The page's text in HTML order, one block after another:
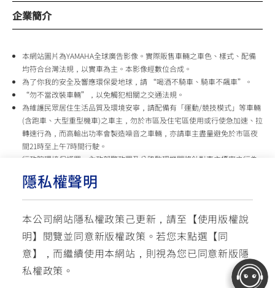
隱私權聲明
本公司網站隱私權政策己更新，請至【使用版權說
明】閱覽並同意新版權政策。 若您末點選【同
意】，而繼續使用本網站，則視為您已同意新版隱
私權政策。
企業簡介
本網站圖片為YAMAHA全球廣告影像。實際販售車輛之車色、樣式、配備
均符合台灣法規，以實車為主。本影像經數位合成。
為了你我的安全及響應環保愛地球，請 “喝酒不騎車、騎車不飆車”。
“勿不當改裝車輛”，以免觸犯相關之交通法規。
為維護民眾居住生活品質及環境安寧，請配備有「運動/競技模式」等車輛
(含跑車、大型重型機車)之車主，勿於市區及住宅區使用或行使急加速、拉
轉速行為，而高輸出功率會製造噪音之車輛，亦請車主盡量避免於市區夜
間21時至上午7時間行駛。
行政院環境保護署、內政部警政署及公路監理機關將針對車主擾寧之行為
台灣山葉機車 關心您
使用版權說明 隱私權政策 交通安全入口網
☏ 免付費客服專線: 0800-631-680 ✉ 聯繫客服
每週一 ~ 五 08:00~12:10 / 13:00~16:40(國定假日與公司假日除外)
© YAMAHA MOTOR TAIWAN CO., LTD. All Rights Reserved.